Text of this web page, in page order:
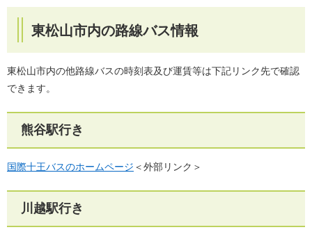
東松山市内の路線バス情報
東松山市内の他路線バスの時刻表及び運賃等は下記リンク先で確認
できます。
熊谷駅行き
国際十王バスのホームページ ＜外部リンク＞
川越駅行き